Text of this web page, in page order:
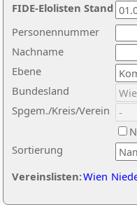
Nachname
Ebene
Sortierung
Personennummer
Bundesland
Spgem./Kreis/Verein
Vereinslisten:Wien
FIDE-Elolisten Stand